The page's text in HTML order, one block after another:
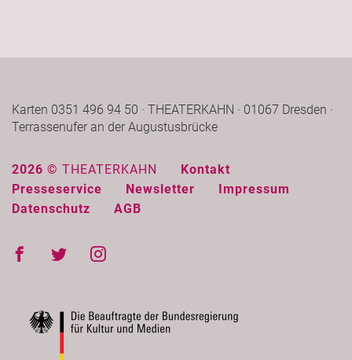
Karten 0351 496 94 50 · THEATERKAHN · 01067 Dresden ·
Terrassenufer an der Augustusbrücke
2026 © THEATERKAHN
Kontakt
Presseservice
Newsletter
Impressum
Datenschutz
AGB